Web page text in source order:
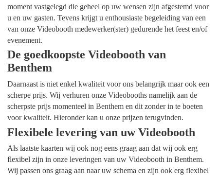
moment vastgelegd die geheel op uw wensen zijn afgestemd voor
u en uw gasten. Tevens krijgt u enthousiaste begeleiding van een
van onze Videobooth medewerker(ster) gedurende het feest en/of
evenement.
De goedkoopste Videobooth van
Benthem
Daarnaast is niet enkel kwaliteit voor ons belangrijk maar ook een
scherpe prijs. Wij verhuren onze Videobooths namelijk aan de
scherpste prijs momenteel in Benthem en dit zonder in te boeten
voor kwaliteit. Hieronder kan u onze prijzen terugvinden.
Flexibele levering van uw Videobooth
Als laatste kaarten wij ook nog eens graag aan dat wij ook erg
flexibel zijn in onze leveringen van uw Videobooth in Benthem.
Wij passen ons graag aan naar uw schema en zijn ook erg flexibel